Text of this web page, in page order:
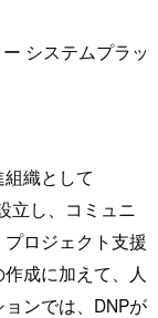
システムプラッ
織として
立し、コミュニ
ロジェクト支援
成に加えて、人
ンでは、DNPが